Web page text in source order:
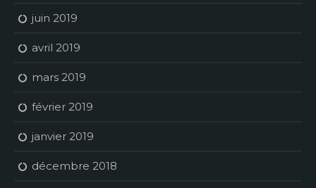
juin 2019
avril 2019
mars 2019
février 2019
janvier 2019
décembre 2018